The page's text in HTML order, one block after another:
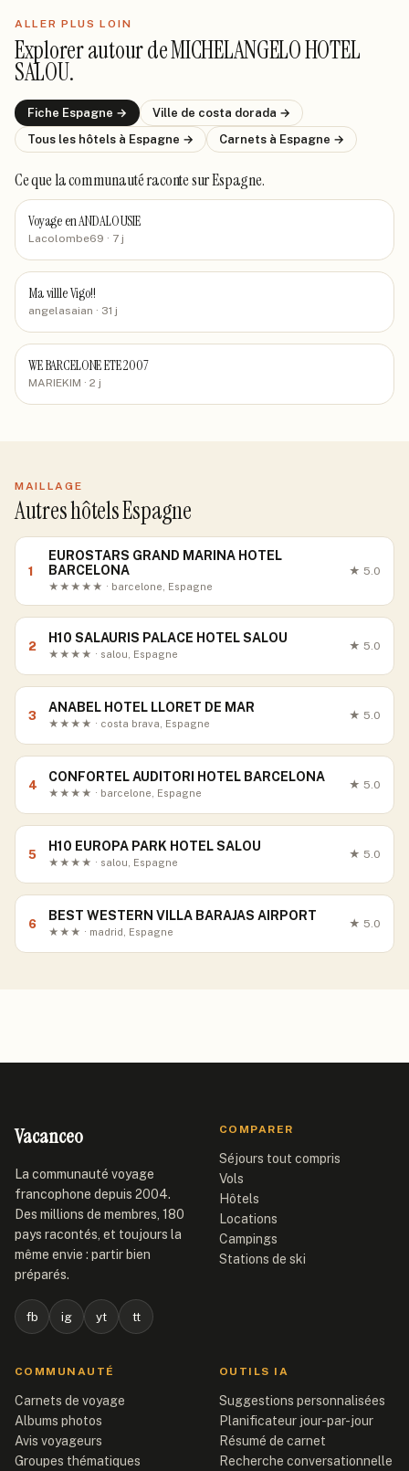
ALLER PLUS LOIN
Explorer autour deMICHELANGELO HOTEL
SALOU.
Fiche Espagne → Ville de costa dorada →
Tous les hôtels à Espagne → Carnets à Espagne →
Ce que la communauté racontesur Espagne.
Voyage en ANDALOUSIE
Lacolombe69 · 7 j
Ma villle Vigo!!
angelasaian · 31 j
WE BARCELONE ETE 2007
MARIEKIM · 2 j
MAILLAGE
Autres hôtels Espagne
1
EUROSTARS GRAND MARINA HOTEL
BARCELONA
★★★★★ · barcelone, Espagne
★ 5.0
2
H10 SALAURIS PALACE HOTEL SALOU
★★★★ · salou, Espagne
★ 5.0
3
ANABEL HOTEL LLORET DE MAR
★★★★ · costa brava, Espagne
★ 5.0
4
CONFORTEL AUDITORI HOTEL BARCELONA
★★★★ · barcelone, Espagne
★ 5.0
5
H10 EUROPA PARK HOTEL SALOU
★★★★ · salou, Espagne
★ 5.0
6
BEST WESTERN VILLA BARAJAS AIRPORT
★★★ · madrid, Espagne
★ 5.0
Vacanceo
La communauté voyage
francophone depuis 2004.
Des millions de membres, 180
pays racontés, et toujours la
même envie : partir bien
préparés.
fb ig yt tt
COMPARER
Séjours tout compris
Vols
Hôtels
Locations
Campings
Stations de ski
COMMUNAUTÉ
Carnets de voyage
Albums photos
Avis voyageurs
Groupes thématiques
OUTILS IA
Suggestions personnalisées
Planificateur jour-par-jour
Résumé de carnet
Recherche conversationnelle